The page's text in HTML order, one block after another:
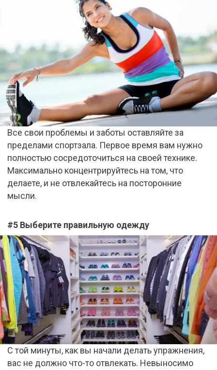
Все свои проблемы и заботы оставляйте за
пределами спортзала. Первое время вам нужно
полностью сосредоточиться на своей технике.
Максимально концентрируйтесь на том, что
делаете, и не отвлекайтесь на посторонние
мысли.
#5 Выберите правильную одежду
С той минуты, как вы начали делать упражнения,
вас не должно что-то отвлекать. Невыносимо